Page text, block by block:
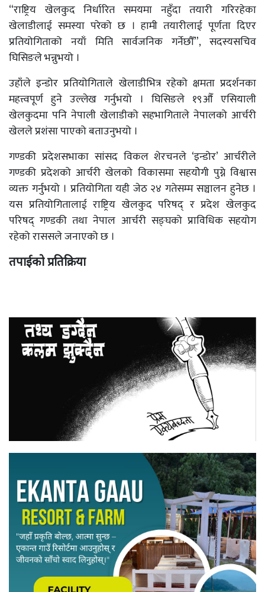
“राष्ट्रिय खेलकुद निर्धारित समयमा नहुँदा तयारी गरिरहेका
खेलाडीलाई समस्या परेको छ । हामी तयारीलाई पूर्णता दिएर
प्रतियोगिताको नयाँ मिति सार्वजनिक गर्नेछौँ”, सदस्यसचिव
घिसिङले भन्नुभयो ।
उहाँले इन्डोर प्रतियोगिताले खेलाडीभित्र रहेको क्षमता प्रदर्शनका
महत्त्वपूर्ण हुने उल्लेख गर्नुभयो । घिसिङले १९औँ एसियाली
खेलकुदमा पनि नेपाली खेलाडीको सहभागिताले नेपालको आर्चरी
खेलले प्रशंसा पाएको बताउनुभयो ।
गण्डकी प्रदेशसभाका सांसद विकल शेरचनले ‘इन्डोर’ आर्चरीले
गण्डकी प्रदेशको आर्चरी खेलको विकासमा सहयोेगी पुग्ने विश्वास
व्यक्त गर्नुभयो । प्रतियोगिता यही जेठ २४ गतेसम्म सञ्चालन हुनेछ ।
यस प्रतियोगितालाई राष्ट्रिय खेलकुद परिषद् र प्रदेश खेलकुद
परिषद् गण्डकी तथा नेपाल आर्चरी सङ्घको प्राविधिक सहयोग
रहेको राससले जनाएको छ ।
तपाईको प्रतिक्रिया